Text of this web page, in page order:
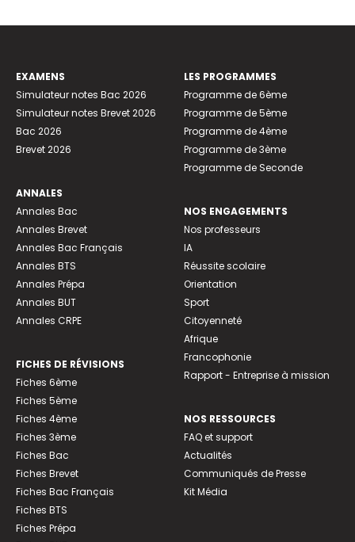
EXAMENS
Simulateur notes Bac 2026
Simulateur notes Brevet 2026
Bac 2026
Brevet 2026
ANNALES
Annales Bac
Annales Brevet
Annales Bac Français
Annales BTS
Annales Prépa
Annales BUT
Annales CRPE
FICHES DE RÉVISIONS
Fiches 6ème
Fiches 5ème
Fiches 4ème
Fiches 3ème
Fiches Bac
Fiches Brevet
Fiches Bac Français
Fiches BTS
Fiches Prépa
LES PROGRAMMES
Programme de 6ème
Programme de 5ème
Programme de 4ème
Programme de 3ème
Programme de Seconde
NOS ENGAGEMENTS
Nos professeurs
IA
Réussite scolaire
Orientation
Sport
Citoyenneté
Afrique
Francophonie
Rapport - Entreprise à mission
NOS RESSOURCES
FAQ et support
Actualités
Communiqués de Presse
Kit Média